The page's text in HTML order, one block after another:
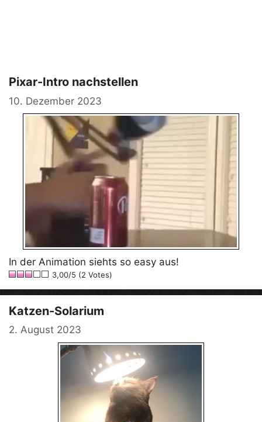
Pixar-Intro nachstellen
10. Dezember 2023
In der Animation siehts so easy aus!
3,00/5 (2 Votes)
Katzen-Solarium
2. August 2023